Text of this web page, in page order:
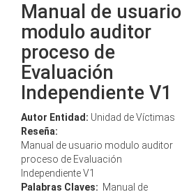
Manual de usuario
modulo auditor
proceso de
Evaluación
Independiente V1
Autor Entidad: Unidad de Víctimas
Reseña:
Manual de usuario modulo auditor
proceso de Evaluación
Independiente V1
Palabras Claves: Manual de